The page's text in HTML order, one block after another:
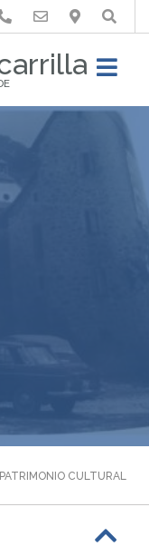
Buscar
PATRIMONIO CULTURAL